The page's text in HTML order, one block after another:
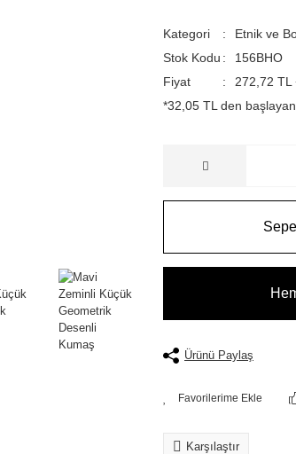
Kategori
Etnik ve
Stok Kodu
156BHO
Fiyat
272,72 TL
*32,05 TL den
Ürünü Paylaş
Karşılaştır